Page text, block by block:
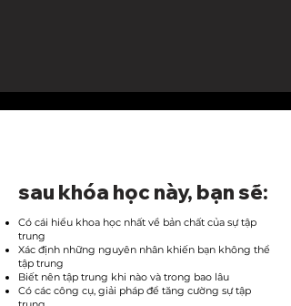
sau khóa học này, bạn sẽ:
Có cái hiểu khoa học nhất về bản chất của sự tập
trung
Xác định những nguyên nhân khiến bạn không thể
tập trung
Biết nên tập trung khi nào và trong bao lâu
Có các công cụ, giải pháp để tăng cường sự tập